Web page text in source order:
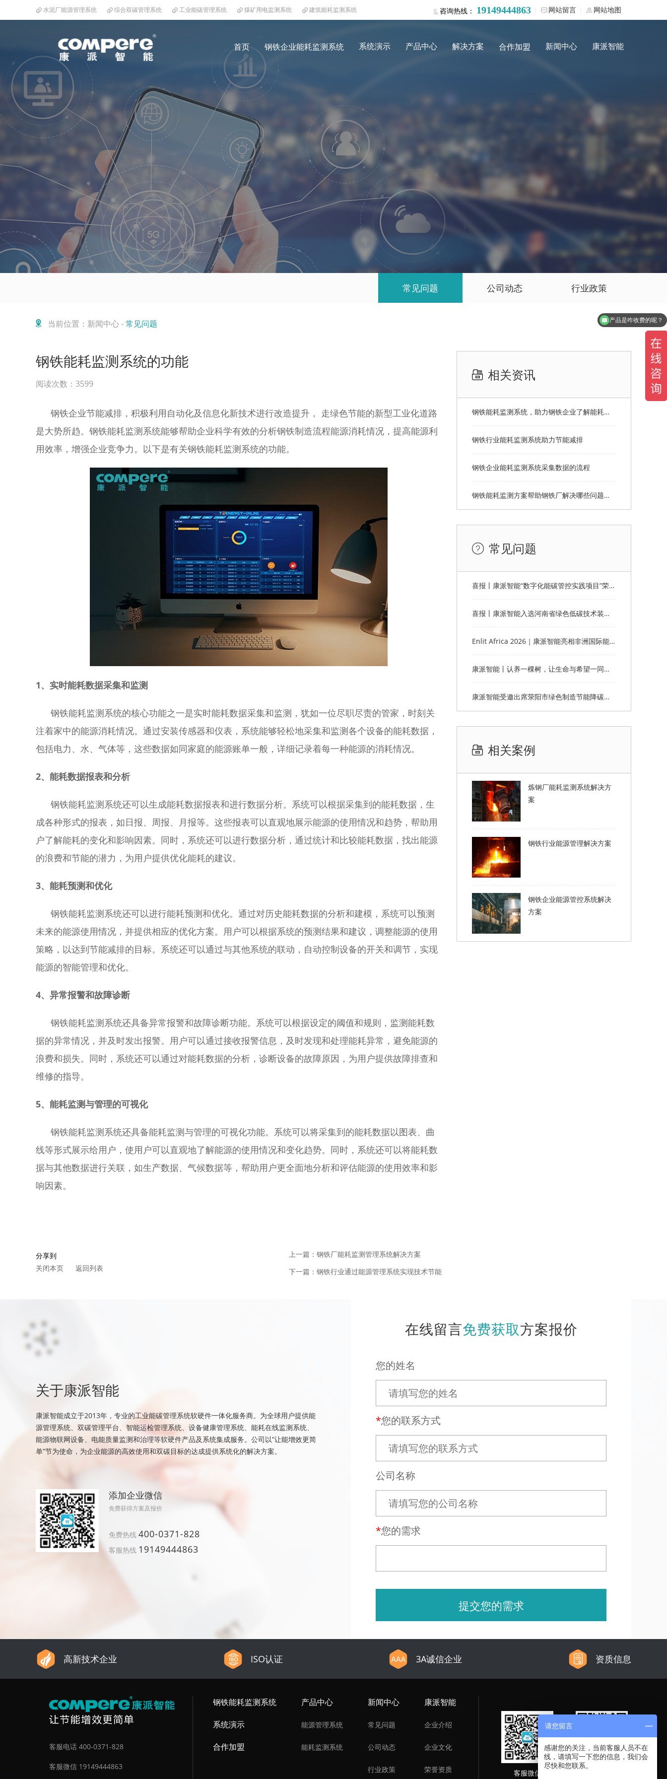
水泥厂能源管理系统 综合双碳管理系统 工业能碳管理系统 煤矿用电监测系统 建筑能耗监测系统 咨询热线： 19149444863 网站留言 网站地图
首页 钢铁企业能耗监测系统 系统演示 产品中心 解决方案 合作加盟 新闻中心 康派智能
常见问题 公司动态 行业政策
当前位置：新闻中心 -常见问题
钢铁能耗监测系统的功能
阅读次数：3599
钢铁企业节能减排，积极利用自动化及信息化新技术进行改造提升， 走绿色节能的新型工业化道路
是大势所趋。钢铁能耗监测系统能够帮助企业科学有效的分析钢铁制造流程能源消耗情况，提高能源利
用效率，增强企业竞争力。以下是有关钢铁能耗监测系统的功能。
1、实时能耗数据采集和监测
钢铁能耗监测系统的核心功能之一是实时能耗数据采集和监测，犹如一位尽职尽责的管家，时刻关
注着家中的能源消耗情况。通过安装传感器和仪表，系统能够轻松地采集和监测各个设备的能耗数据，
包括电力、水、气体等，这些数据如同家庭的能源账单一般，详细记录着每一种能源的消耗情况。
2、能耗数据报表和分析
钢铁能耗监测系统还可以生成能耗数据报表和进行数据分析。系统可以根据采集到的能耗数据，生
成各种形式的报表，如日报、周报、月报等。这些报表可以直观地展示能源的使用情况和趋势，帮助用
户了解能耗的变化和影响因素。同时，系统还可以进行数据分析，通过统计和比较能耗数据，找出能源
的浪费和节能的潜力，为用户提供优化能耗的建议。
3、能耗预测和优化
钢铁能耗监测系统还可以进行能耗预测和优化。通过对历史能耗数据的分析和建模，系统可以预测
未来的能源使用情况，并提供相应的优化方案。用户可以根据系统的预测结果和建议，调整能源的使用
策略，以达到节能减排的目标。系统还可以通过与其他系统的联动，自动控制设备的开关和调节，实现
能源的智能管理和优化。
4、异常报警和故障诊断
钢铁能耗监测系统还具备异常报警和故障诊断功能。系统可以根据设定的阈值和规则，监测能耗数
据的异常情况，并及时发出报警。用户可以通过接收报警信息，及时发现和处理能耗异常，避免能源的
浪费和损失。同时，系统还可以通过对能耗数据的分析，诊断设备的故障原因，为用户提供故障排查和
维修的指导。
5、能耗监测与管理的可视化
钢铁能耗监测系统还具备能耗监测与管理的可视化功能。系统可以将采集到的能耗数据以图表、曲
线等形式展示给用户，使用户可以直观地了解能源的使用情况和变化趋势。同时，系统还可以将能耗数
据与其他数据进行关联，如生产数据、气候数据等，帮助用户更全面地分析和评估能源的使用效率和影
响因素。
分享到
关闭本页
返回列表
上一篇：钢铁厂能耗监测管理系统解决方案
下一篇：钢铁行业通过能源管理系统实现技术节能
相关资讯
钢铁能耗监测系统，助力钢铁企业了解能耗情况
钢铁行业能耗监测系统助力节能减排
钢铁企业能耗监测系统采集数据的流程
钢铁能耗监测方案帮助钢铁厂解决哪些问题呢？
常见问题
喜报丨康派智能“数字化能碳管控实践项目”荣获第十一届“创客中国”郑州市分赛企业组优秀奖
喜报丨康派智能入选河南省绿色低碳技术装备应用典型案例
Enlit Africa 2026｜康派智能亮相非洲国际能源电力展，赋能非洲能源数字化绿色转型
康派智能丨认养一棵树，让生命与希望一同生长
康派智能受邀出席荥阳市绿色制造节能降碳工作说明会并作主题分享
相关案例
炼钢厂能耗监测系统解决方
案
钢铁行业能源管理解决方案
钢铁企业能源管控系统解决
方案
关于康派智能
康派智能成立于2013年，专业的工业能碳管理系统软硬件一体化服务商。为全球用户提供能
源管理系统、双碳管理平台、智能运检管理系统、设备健康管理系统、能耗在线监测系统、
能源物联网设备、电能质量监测和治理等软硬件产品及系统集成服务。公司以“让能增效更简
单”节为使命，为企业能源的高效使用和双碳目标的达成提供系统化的解决方案。
添加企业微信
免费获得方案及报价
免费热线 400-0371-828
客服热线 19149444863
在线留言免费获取方案报价
您的姓名
您的联系方式
公司名称
您的需求
提交您的需求
高新技术企业 ISO认证 3A诚信企业 资质信息
客服电话 400-0371-828
客服微信 19149444863
钢铁能耗监测系统
系统演示
合作加盟
产品中心
能源管理系统
能耗监测系统
新闻中心
常见问题
公司动态
行业政策
康派智能
企业介绍
企业文化
荣誉资质 客服微信
产品是咋收费的呢？
有演示系统吗？
请您留言
感谢您的关注，当前客服人员不在
线，请填写一下您的信息，我们会
尽快和您联系。